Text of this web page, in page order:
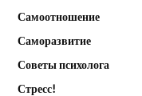
Самоотношение
Саморазвитие
Советы психолога
Стресс!